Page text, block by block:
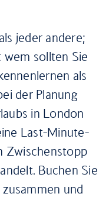
jeder andere;
sollten Sie
als
der Planung
in London
Last-Minute-
Zwischenstopp
Buchen Sie
und